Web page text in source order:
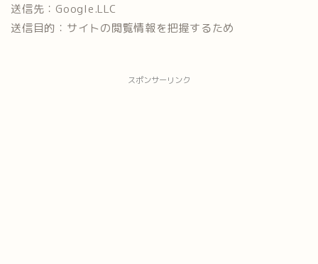
送信先：Google.LLC
送信目的：サイトの閲覧情報を把握するため
スポンサーリンク